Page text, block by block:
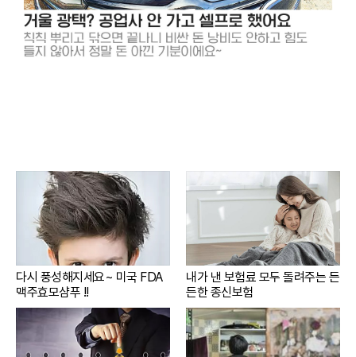
다시 풍성해지세요~ 미국 FDA
맥주효모샴푸 !!
내가 낸 보험료 모두 돌려주는 든
든한 종신보험